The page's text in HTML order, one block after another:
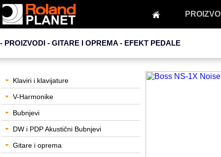
- PROIZVODI - GITARE I OPREMA - EFEKT PEDALE
Klaviri i klavijature
V-Harmonike
Bubnjevi
DW i PDP Akustični Bubnjevi
Gitare i oprema